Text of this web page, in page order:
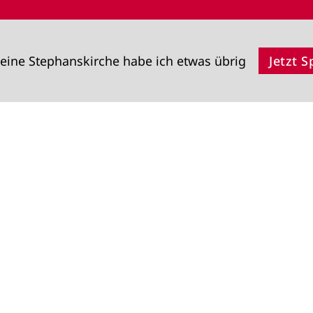
Stephanskirche habe ich etwas übrig Jetzt